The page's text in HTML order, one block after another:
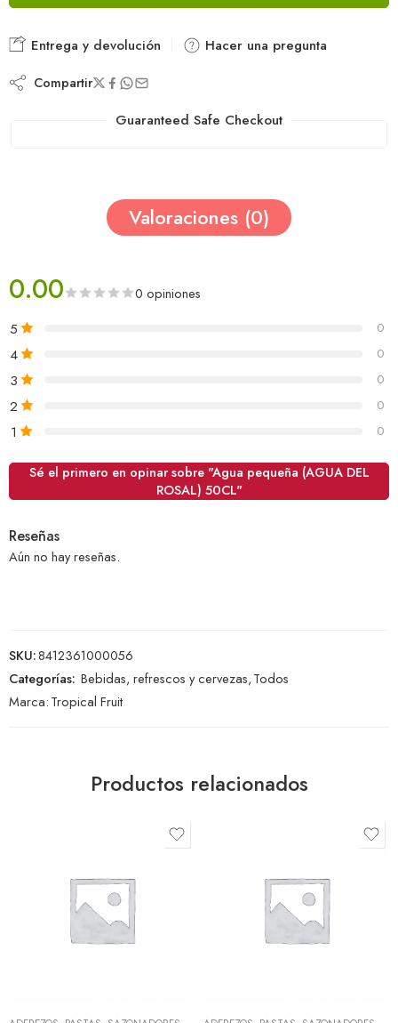
Entrega y devolución Hacer una pregunta
Compartir
Guaranteed Safe Checkout
Valoraciones (0)
0.00 0 opiniones
5 0
4 0
3 0
2 0
1 0
Sé el primero en opinar sobre "Agua pequeña (AGUA DEL
ROSAL) 50CL"
Reseñas
Aún no hay reseñas.
SKU:8412361000056
Categorías: Bebidas, refrescos y cervezas,Todos
Marca:Tropical Fruit
Productos relacionados